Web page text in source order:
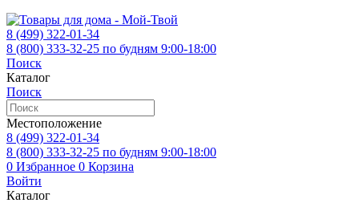
8 (499) 322-01-34
8 (800) 333-32-25 по будням 9:00-18:00
Поиск
Каталог
Поиск
Местоположение
8 (499) 322-01-34
8 (800) 333-32-25 по будням 9:00-18:00
0 Избранное 0 Корзина
Войти
Каталог